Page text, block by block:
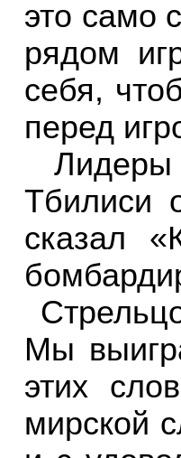
это само
рядом
себя,
перед
Лидеры
Тбилиси
сказал
Мы
этих
мирской